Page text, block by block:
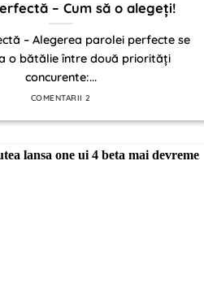
– Cum să o alegeți!
– Alegerea parolei perfecte se
o bătălie între două priorități
concurente:...
COMENTARII 2